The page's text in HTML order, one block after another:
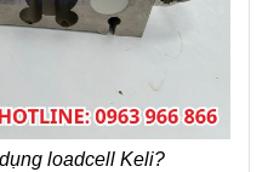
loadcell Keli?